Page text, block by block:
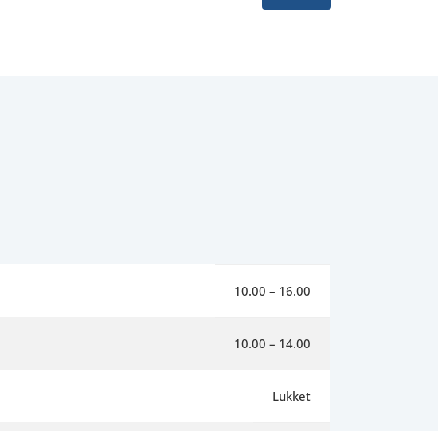
10.00 – 16.00
10.00 – 14.00
Lukket